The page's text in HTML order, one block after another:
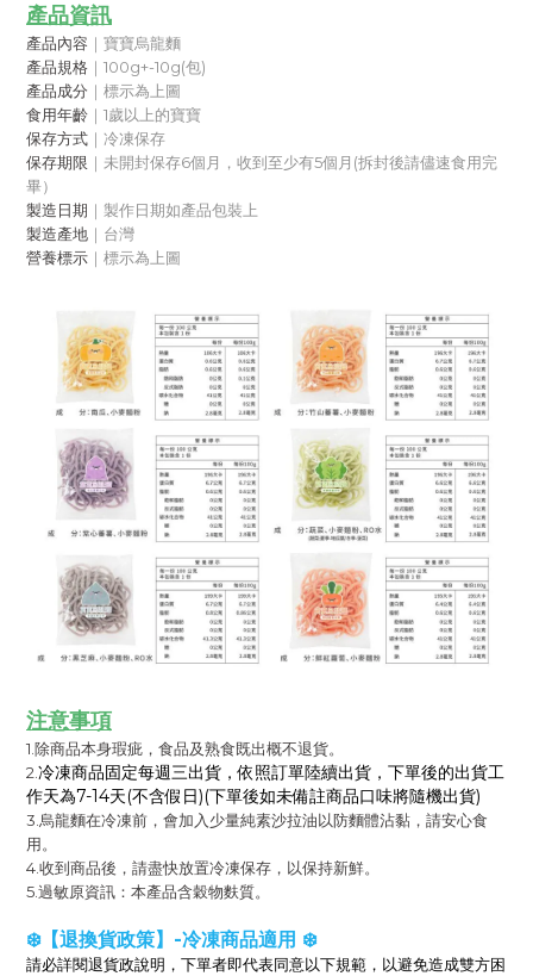
產品資訊
產品內容 ｜寶寶烏龍麵
產品規格 ｜100g+-10g(包)
產品成分 ｜標示為上圖
食用年齡 ｜1歲以上的寶寶
保存方式 ｜冷凍保存
保存期限 ｜ 未開封保存6個月，收到至少有5個月 (拆封後請儘速食用完
畢）
製造日期 ｜製作日期如產品包裝上
製造產地 ｜台灣
營養標示 ｜ 標示為上圖
注意事項
1.除商品本身瑕疵，食品及熟食既出概不退貨。
2.冷凍商品固定每週三出貨，依照訂單陸續出貨，下單後的出貨工
作天為7-14天(不含假日)(下單後如未備註商品口味將隨機出貨)
3.烏龍麵在冷凍前，會加入少量純素沙拉油以防麵體沾黏，請安心食
用。
4.收到商品後，請盡快放置冷凍保存，以保持新鮮。
5.過敏原資訊：本產品含穀物麩質。
❄️【退換貨政策】-冷凍商品適用 ❄️
請必詳閱退貨政說明，下單者即代表同意以下規範，以避免造成雙方困